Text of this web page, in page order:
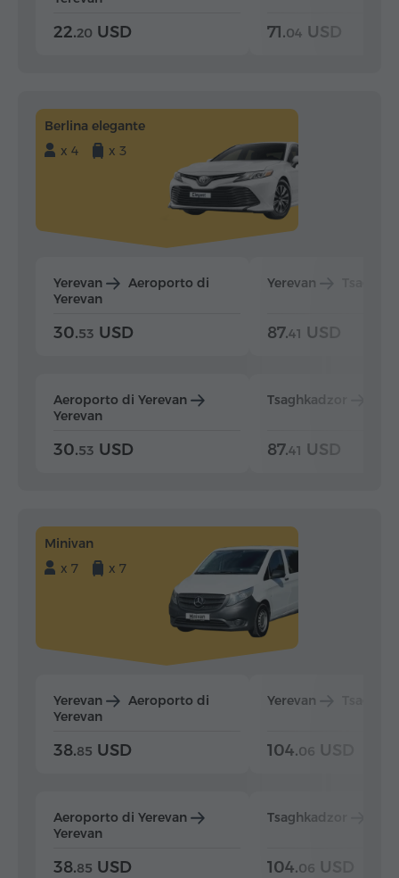
22.20 USD 71.04 USD
Berlina elegante
x 4
x 3
Yerevan
Aeroporto di
Yerevan
30.53 USD
Aeroporto di Yerevan
Yerevan
30.53 USD
Yerevan
87.41 USD
Tsaghkadzor
87.41 USD
Minivan
x 7
x 7
Yerevan
Aeroporto di
Yerevan
38.85 USD
Aeroporto di Yerevan
Yerevan
38.85 USD
Yerevan
104.06 USD
Tsaghkadzor
104.06 USD